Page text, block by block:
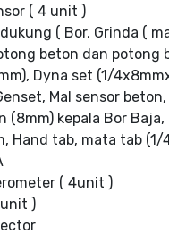
( 4 unit )
( Bor, Grinda (
beton dan potong
Dyna set (1/
Mal sensor
(8mm) kepala Bor
Hand tab, mata tab (1/
( 4unit )
)